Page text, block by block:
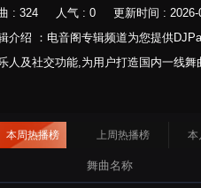
: 324 人气 : 0 更新时间 : 2026-
介绍 ：电音阁专辑频道为您提供
人及社交功能,为用户打造国内一线舞
本周热播榜 上周热播榜 本
舞曲名称